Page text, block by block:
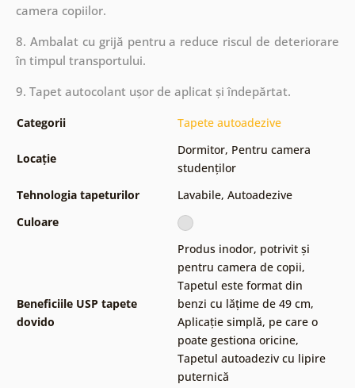
camera copiilor.
8. Ambalat cu grijă pentru a reduce riscul de deteriorare
în timpul transportului.
9. Tapet autocolant ușor de aplicat și îndepărtat.
Categorii Tapete autoadezive
Locație
Dormitor, Pentru camera
studenților
Tehnologia tapeturilor
Lavabile, Autoadezive
Culoare
Beneficiile USP tapete
dovido
Produs inodor, potrivit și
pentru camera de copii,
Tapetul este format din
benzi cu lățime de 49 cm,
Aplicație simplă, pe care o
poate gestiona oricine,
Tapetul autoadeziv cu lipire
puternică